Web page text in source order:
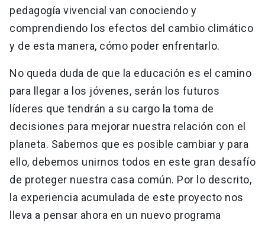
pedagogía vivencial van conociendo y
comprendiendo los efectos del cambio climático
y de esta manera, cómo poder enfrentarlo.
No queda duda de que la educación es el camino
para llegar a los jóvenes, serán los futuros
líderes que tendrán a su cargo la toma de
decisiones para mejorar nuestra relación con el
planeta. Sabemos que es posible cambiar y para
ello, debemos unirnos todos en este gran desafío
de proteger nuestra casa común. Por lo descrito,
la experiencia acumulada de este proyecto nos
lleva a pensar ahora en un nuevo programa